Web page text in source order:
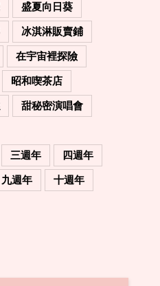
盛夏向日葵
冰淇淋販賣鋪
在宇宙裡探險
昭和喫茶店
甜秘密演唱會
三週年 四週年
九週年 十週年